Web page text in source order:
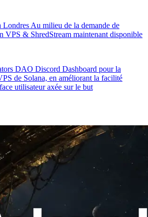
Londres Au milieu de la demande de
VPS & ShredStream maintenant disponible
DAO Discord Dashboard pour la
de Solana, en améliorant la facilité
utilisateur axée sur le but